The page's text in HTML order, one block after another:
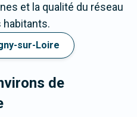
et la qualité du réseau
habitants.
sur-Loire
de